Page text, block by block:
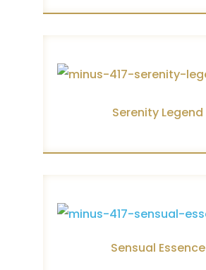
Serenity Legend
Sensual Essence